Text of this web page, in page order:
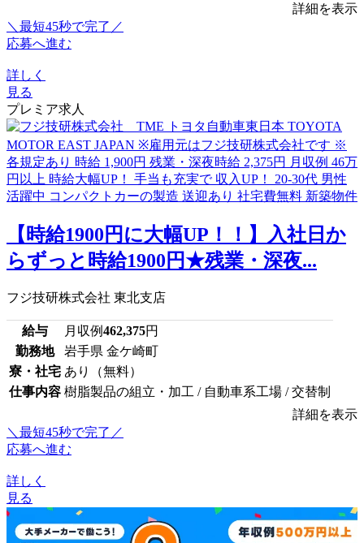
詳細を表示
＼最短45秒で完了／
応募へ進む
詳しく
見る
プレミア求人
【時給1900円に大幅UP！！】入社日か
らずっと時給1900円★残業・深夜...
フジ技研株式会社 東北支店
給与 月収例462,375円
勤務地
岩手県 金ケ崎町
寮・社宅 あり（無料）
仕事内容 樹脂製品の組立・加工 / 自動車系工場 / 交替制
詳細を表示
＼最短45秒で完了／
応募へ進む
詳しく
見る